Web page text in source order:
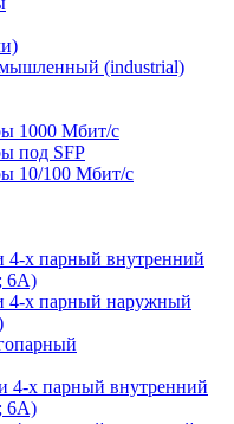
(industrial)
1000 Мбит/с
под SFP
10/100 Мбит/с
4-х парный внутренний
6А)
4-х парный наружный
4-х парный внутренний
6А)